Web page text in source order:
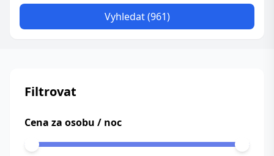
Vyhledat (961)
Filtrovat
Cena za osobu / noc